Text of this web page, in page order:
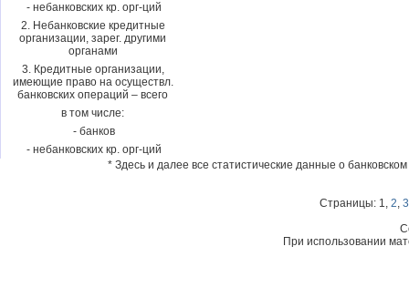
- небанковских кр. орг-ций
2. Небанковские кредитные
организации, зарег. другими
органами
3. Кредитные организации,
имеющие право на осуществл.
банковских операций – всего
в том числе:
- банков
- небанковских кр. орг-ций
* Здесь и далее все статистические данные о
Страницы: 1, 2, 3
При использовании